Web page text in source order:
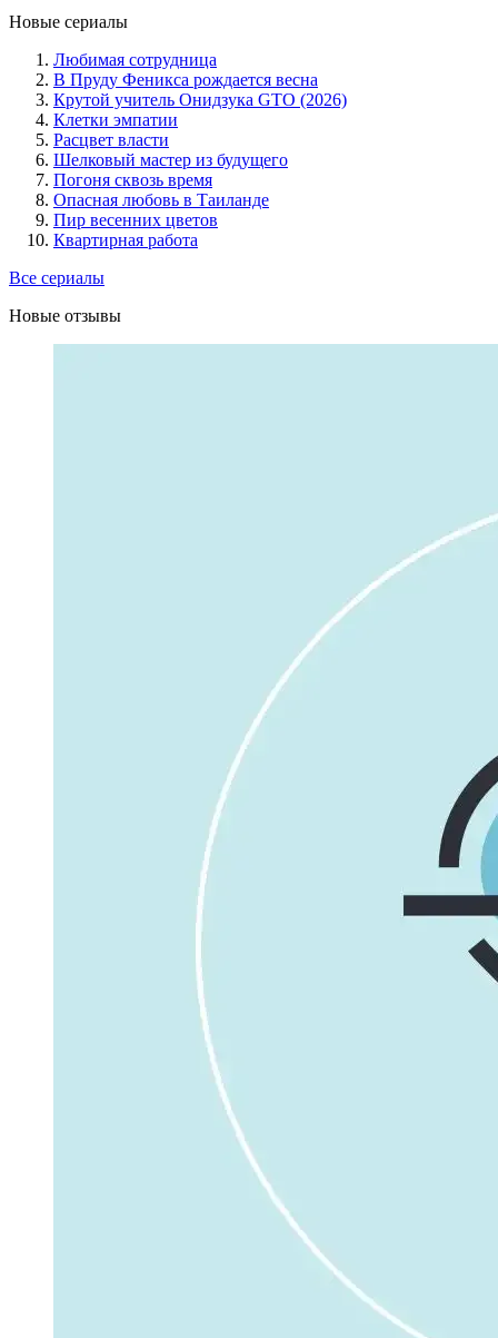
Новые сериалы
Любимая сотрудница
В Пруду Феникса рождается весна
Крутой учитель Онидзука GTO (2026)
Клетки эмпатии
Расцвет власти
Шелковый мастер из будущего
Погоня сквозь время
Опасная любовь в Таиланде
Пир весенних цветов
Квартирная работа
Все сериалы
Новые отзывы